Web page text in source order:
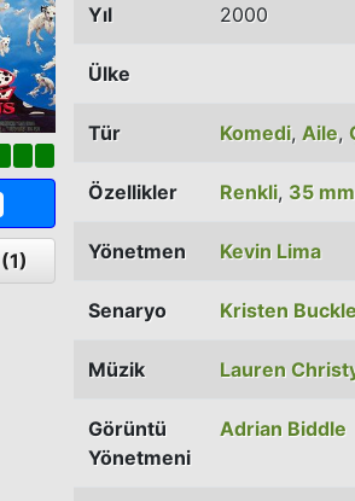
(1)
Yıl 2000
Ülke
Tür Komedi, Aile,
Özellikler Renkli, 35 mm
Yönetmen Kevin Lima
Senaryo Kristen
Müzik Lauren
Görüntü
Yönetmeni
Adrian Biddle